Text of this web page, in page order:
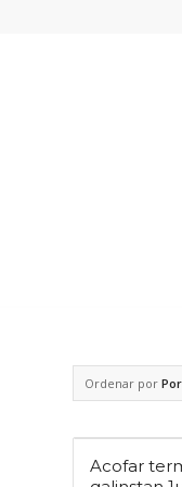
Ordenar por
Acofar